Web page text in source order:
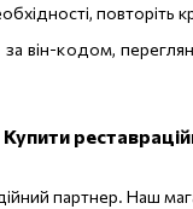
він-кодом,
Купити
партнер. Наш